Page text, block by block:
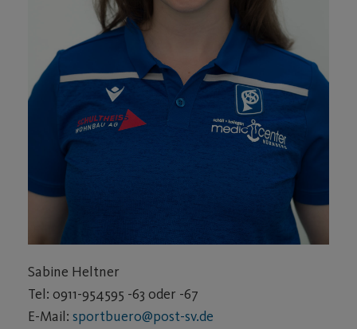
Sabine Heltner
Tel: 0911-954595 -63 oder -67
E-Mail: sportbuero@post-sv.de